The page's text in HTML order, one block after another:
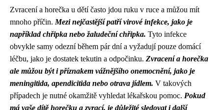
Zvracení a horečka u dětí často jdou ruku v ruce a můžou mít
mnoho příčin. Mezi nejčastější patří virové infekce, jako je
například chřipka nebo žaludeční chřipka. Tyto infekce
obvykle samy odezní během pár dní a vyžadují pouze domácí
léčbu, jako je dostatek tekutin a odpočinku. Zvracení a horečka
ale můžou být i příznakem vážnějšího onemocnění, jako je
meningitida, apendicitida nebo otrava jídlem. V takových
případech je nutné okamžitě vyhledat lékařskou pomoc. Pokud
má vaše dítě horečku a zvrací, je důležité sledovat i další